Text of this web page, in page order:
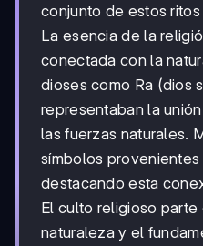
conjunto de estos
La esencia de la
conectada con la
dioses como Ra (dios
representaban la
las fuerzas naturales.
símbolos provenientes
destacando esta
El culto religioso
naturaleza y el